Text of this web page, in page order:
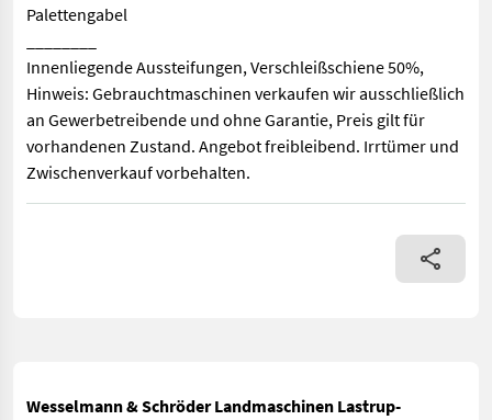
Palettengabel
Innenliegende Aussteifungen, Verschleißschiene 50%,
Hinweis: Gebrauchtmaschinen verkaufen wir ausschließlich
an Gewerbetreibende und ohne Garantie, Preis gilt für
vorhandenen Zustand. Angebot freibleibend. Irrtümer und
Zwischenverkauf vorbehalten.
Ballengabel / Dunggabel, Erdschaufel,
Wesselmann & Schröder Landmaschinen Lastrup-